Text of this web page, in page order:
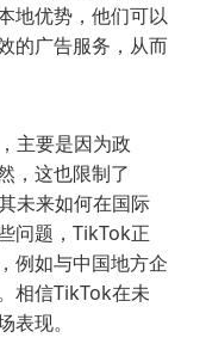
地优势，他们可以
的广告服务，从而
主要是因为政
，这也限制了
未来如何在国际
问题，TikTok正
例如与中国地方企
相信TikTok在未
现。